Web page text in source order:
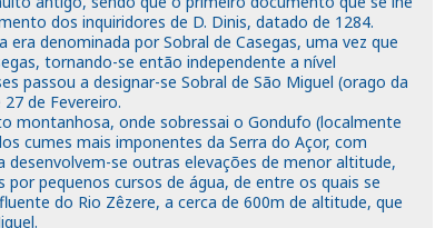
dos inquiridores de D. Dinis, datado de 1284.
denominada por Sobral de Casegas, uma vez que
tornando-se então independente a nível
passou a designar-se Sobral de São Miguel (orago da
de Fevereiro.
montanhosa, onde sobressai o Gondufo (localmente
cumes mais imponentes da Serra do Açor, com
desenvolvem-se outras elevações de menor altitude,
por pequenos cursos de água, de entre os quais se
do Rio Zêzere, a cerca de 600m de altitude, que